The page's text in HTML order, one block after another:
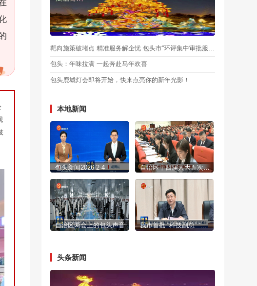
包头：年味拉满 一起奔赴马年欢喜
包头鹿城灯会即将开始，快来点亮你的新年光影！
本地新闻
包头新闻2026-2-4 自治区十四届人大五次会议开幕
自治区两会上的包头声音 我市首批 “科技副总” “产业教授”进行成果展示
头条新闻